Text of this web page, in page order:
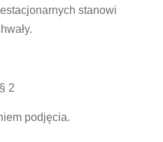
stanowi
§ 2
podjęcia.